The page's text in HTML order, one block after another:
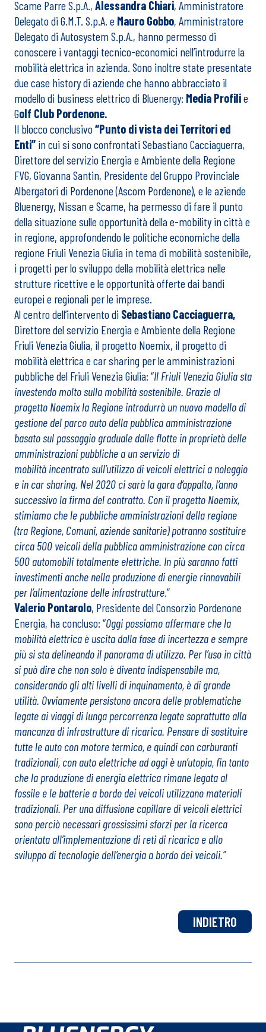
Scame Parre S.p.A., Alessandra Chiari, Amministratore
Delegato di G.M.T. S.p.A. e Mauro Gobbo, Amministratore
Delegato di Autosystem S.p.A., hanno permesso di
conoscere i vantaggi tecnico-economici nell’introdurre la
mobilità elettrica in azienda. Sono inoltre state presentate
due case history di aziende che hanno abbracciato il
modello di business elettrico di Bluenergy: Media Profilie
Golf Club Pordenone.
Il blocco conclusivo“Punto di vista dei Territori ed
Enti” in cui si sono confrontati Sebastiano Cacciaguerra,
Direttore del servizio Energia e Ambiente della Regione
FVG, Giovanna Santin, Presidente del Gruppo Provinciale
Albergatori di Pordenone (Ascom Pordenone), e le aziende
Bluenergy, Nissan e Scame, ha permesso di fare il punto
della situazione sulle opportunità della e-mobility in città e
in regione, approfondendo le politiche economiche della
regione Friuli Venezia Giulia in tema di mobilità sostenibile,
i progetti per lo sviluppo della mobilità elettrica nelle
strutture ricettive e le opportunità offerte dai bandi
europei e regionali per le imprese.
Al centro dell’intervento di Sebastiano Cacciaguerra,
Direttore del servizio Energia e Ambiente della Regione
Friuli Venezia Giulia, il progetto Noemix, il progetto di
mobilità elettrica e car sharing per le amministrazioni
pubbliche del Friuli Venezia Giulia: “Il Friuli Venezia Giulia sta
investendo molto sulla mobilità sostenibile. Grazie al
progetto Noemix la Regione introdurrà un nuovo modello di
gestione del parco auto della pubblica amministrazione
basato sul passaggio graduale dalle flotte in proprietà delle
amministrazioni pubbliche a un servizio di
mobilità incentrato sull’utilizzo di veicoli elettrici a noleggio
e in car sharing. Nel 2020 ci sarà la gara d’appalto, l’anno
successivo la firma del contratto. Con il progetto Noemix,
stimiamo che le pubbliche amministrazioni della regione
(tra Regione, Comuni, aziende sanitarie) potranno sostituire
circa 500 veicoli della pubblica amministrazione con circa
500 automobili totalmente elettriche. In più saranno fatti
investimenti anche nella produzione di energie rinnovabili
per l’alimentazione delle infrastrutture.”
Valerio Pontarolo, Presidente del Consorzio Pordenone
Energia, ha concluso: “Oggi possiamo affermare che la
mobilità elettrica è uscita dalla fase di incertezza e sempre
più si sta delineando il panorama di utilizzo. Per l’uso in città
si può dire che non solo è diventa indispensabile ma,
considerando gli alti livelli di inquinamento, è di grande
utilità. Ovviamente persistono ancora delle problematiche
legate ai viaggi di lunga percorrenza legate soprattutto alla
mancanza di infrastrutture di ricarica. Pensare di sostituire
tutte le auto con motore termico, e quindi con carburanti
tradizionali, con auto elettriche ad oggi è un’utopia, fin tanto
che la produzione di energia elettrica rimane legata al
fossile e le batterie a bordo dei veicoli utilizzano materiali
tradizionali. Per una diffusione capillare di veicoli elettrici
sono perciò necessari grossissimi sforzi per la ricerca
orientata all’implementazione di reti di ricarica e allo
sviluppo di tecnologie dell’energia a bordo dei veicoli.”
INDIETRO